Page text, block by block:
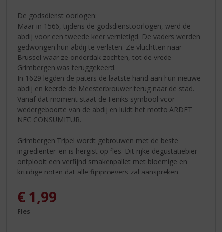
De godsdienst oorlogen:
Maar in 1566, tijdens de godsdienstoorlogen, werd de
abdij voor een tweede keer vernietigd. De vaders werden
gedwongen hun abdij te verlaten. Ze vluchtten naar
Brussel waar ze onderdak zochten, tot de vrede
Grimbergen was teruggekeerd.
In 1629 legden de paters de laatste hand aan hun nieuwe
abdij en keerde de Meesterbrouwer terug naar de stad.
Vanaf dat moment staat de Feniks symbool voor
wedergeboorte van de abdij en luidt het motto ARDET
NEC CONSUMITUR.
Grimbergen Tripel wordt gebrouwen met de beste
ingrediënten en is hergist op fles. Dit rijke degustatiebier
ontplooit een verfijnd smakenpallet met bloemige en
kruidige noten dat alle fijnproevers zal aanspreken.
€ 1,99
Fles